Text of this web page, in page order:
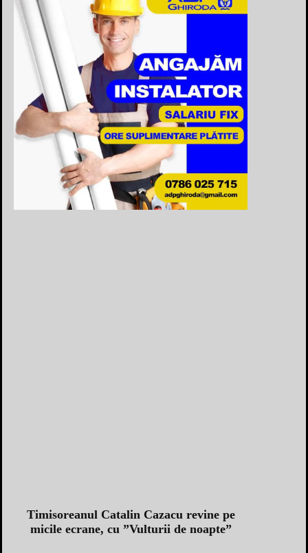
Timisoreanul Catalin Cazacu revine pe
micile ecrane, cu ”Vulturii de noapte”